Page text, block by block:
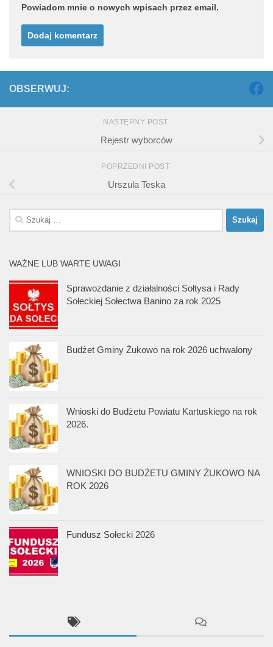
Powiadom mnie o nowych wpisach przez email.
OBSERWUJ:
NASTĘPNY POST
Rejestr wyborców
POPRZEDNI POST
Urszula Teska
Szukaj:
WAŻNE LUB WARTE UWAGI
Sprawozdanie z działalności Sołtysa i Rady
Sołeckiej Sołectwa Banino za rok 2025
Budżet Gminy Żukowo na rok 2026 uchwalony
Wnioski do Budżetu Powiatu Kartuskiego na rok
2026.
WNIOSKI DO BUDŻETU GMINY ŻUKOWO NA
ROK 2026
Fundusz Sołecki 2026